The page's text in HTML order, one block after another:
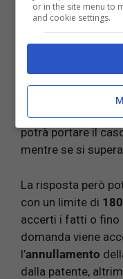
se a
stata fatta
o
ritorno alGiudice
potrà portare il
mentre se si
La risposta però
con un limite di
accerti i fatti o fino
domanda viene
l’annullamento
dalla patente,
or in the site menu to
and cookie settings.